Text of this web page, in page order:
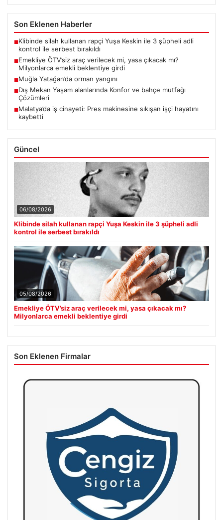
Son Eklenen Haberler
■Klibinde silah kullanan rapçi Yuşa Keskin ile 3 şüpheli adli
kontrol ile serbest bırakıldı
■Emekliye ÖTV’siz araç verilecek mi, yasa çıkacak mı?
Milyonlarca emekli beklentiye girdi
■Muğla Yatağan’da orman yangını
■Dış Mekan Yaşam alanlarında Konfor ve bahçe mutfağı
Çözümleri
■Malatya’da iş cinayeti: Pres makinesine sıkışan işçi hayatını
kaybetti
Güncel
06/08/2026
Klibinde silah kullanan rapçi Yuşa Keskin ile 3 şüpheli adli
kontrol ile serbest bırakıldı
05/08/2026
Emekliye ÖTV’siz araç verilecek mi, yasa çıkacak mı?
Milyonlarca emekli beklentiye girdi
Son Eklenen Firmalar